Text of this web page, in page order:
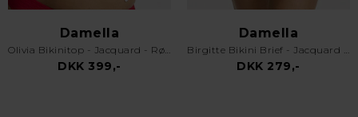
Damella
Olivia Bikinitop - Jacquard - Rød
DKK 399,-
Damella
Birgitte Bikini Brief - Jacquard - Blå
DKK 279,-